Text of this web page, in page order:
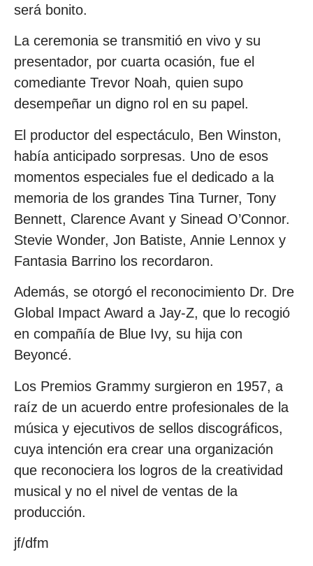
será bonito.
La ceremonia se transmitió en vivo y su
presentador, por cuarta ocasión, fue el
comediante Trevor Noah, quien supo
desempeñar un digno rol en su papel.
El productor del espectáculo, Ben Winston,
había anticipado sorpresas. Uno de esos
momentos especiales fue el dedicado a la
memoria de los grandes Tina Turner, Tony
Bennett, Clarence Avant y Sinead O’Connor.
Stevie Wonder, Jon Batiste, Annie Lennox y
Fantasia Barrino los recordaron.
Además, se otorgó el reconocimiento Dr. Dre
Global Impact Award a Jay-Z, que lo recogió
en compañía de Blue Ivy, su hija con
Beyoncé.
Los Premios Grammy surgieron en 1957, a
raíz de un acuerdo entre profesionales de la
música y ejecutivos de sellos discográficos,
cuya intención era crear una organización
que reconociera los logros de la creatividad
musical y no el nivel de ventas de la
producción.
jf/dfm